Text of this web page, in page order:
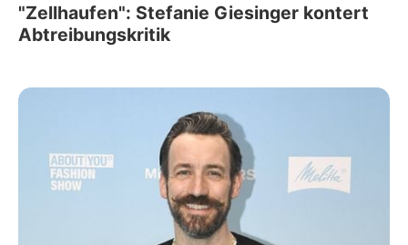
"Zellhaufen": Stefanie Giesinger kontert
Abtreibungskritik